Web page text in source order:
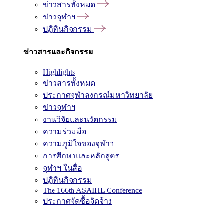
ข่าวสารทั้งหมด
ข่าวจุฬาฯ
ปฏิทินกิจกรรม
ข่าวสารและกิจกรรม
Highlights
ข่าวสารทั้งหมด
ประกาศจุฬาลงกรณ์มหาวิทยาลัย
ข่าวจุฬาฯ
งานวิจัยและนวัตกรรม
ความร่วมมือ
ความภูมิใจของจุฬาฯ
การศึกษาและหลักสูตร
จุฬาฯ ในสื่อ
ปฏิทินกิจกรรม
The 166th ASAIHL Conference
ประกาศจัดซื้อจัดจ้าง